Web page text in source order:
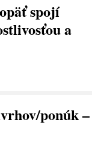
spojí
a
ponúk –